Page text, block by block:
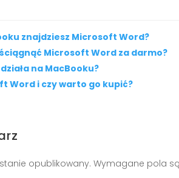
znajdziesz Microsoft Word?
Microsoft Word za darmo?
na MacBooku?
Word i czy warto go kupić?
opublikowany. Wymagane pola